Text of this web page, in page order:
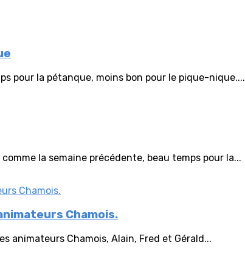
pour la pétanque, moins bon pour le pique-nique....
la semaine précédente, beau temps pour la...
Chamois.
animateurs Chamois, Alain, Fred et Gérald...